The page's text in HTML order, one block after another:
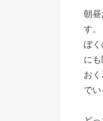
朝
す。
ぼ
に
お
で